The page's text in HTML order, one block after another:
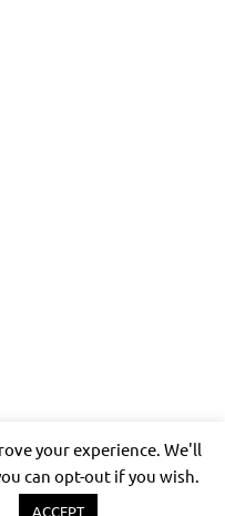
von ThemeZee.
your experience. We'll
can opt-out if you wish.
ACCEPT